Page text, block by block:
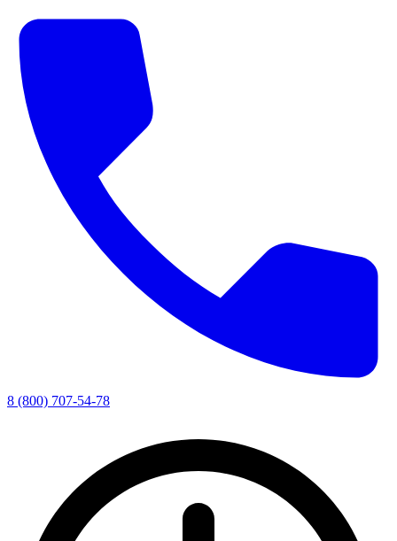
8 (800) 707-54-78